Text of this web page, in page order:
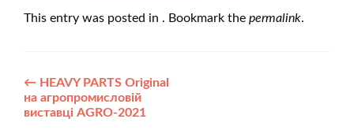
This entry was posted in . Bookmark the permalink.
Post
navigation
← HEAVY PARTS Original
на агропромисловій
виставці AGRO-2021